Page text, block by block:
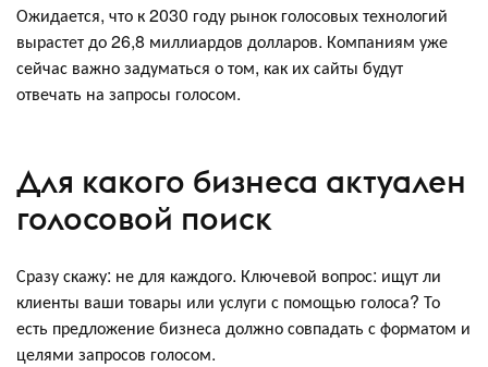
Ожидается, что к 2030 году рынок голосовых технологий
вырастет до 26,8 миллиардов долларов. Компаниям уже
сейчас важно задуматься о том, как их сайты будут
отвечать на запросы голосом.
Для какого бизнеса актуален
голосовой поиск
Сразу скажу: не для каждого. Ключевой вопрос: ищут ли
клиенты ваши товары или услуги с помощью голоса? То
есть предложение бизнеса должно совпадать с форматом и
целями запросов голосом.